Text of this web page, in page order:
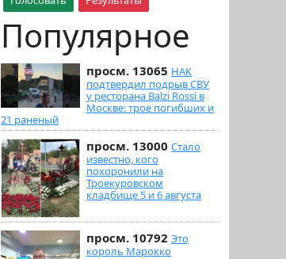
Популярное
просм. 13065 НАК
подтвердил подрыв СВУ
у ресторана Balzi Rossi в
Москве: трое погибших и
21 раненый
просм. 13000 Стало
известно, кого
похоронили на
Троекуровском
кладбище 5 и 6 августа
просм. 10792 Это
король Марокко